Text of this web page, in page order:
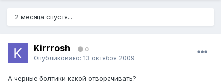
2 месяца спустя...
Kirrrosh 0
Опубликовано: 13 октября 2009
А черные болтики какой отворачивать?